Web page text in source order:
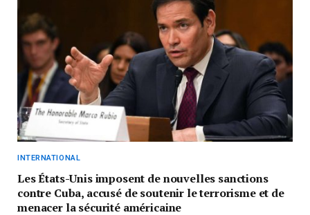
INTERNATIONAL
Les États-Unis imposent de nouvelles sanctions
contre Cuba, accusé de soutenir le terrorisme et de
menacer la sécurité américaine